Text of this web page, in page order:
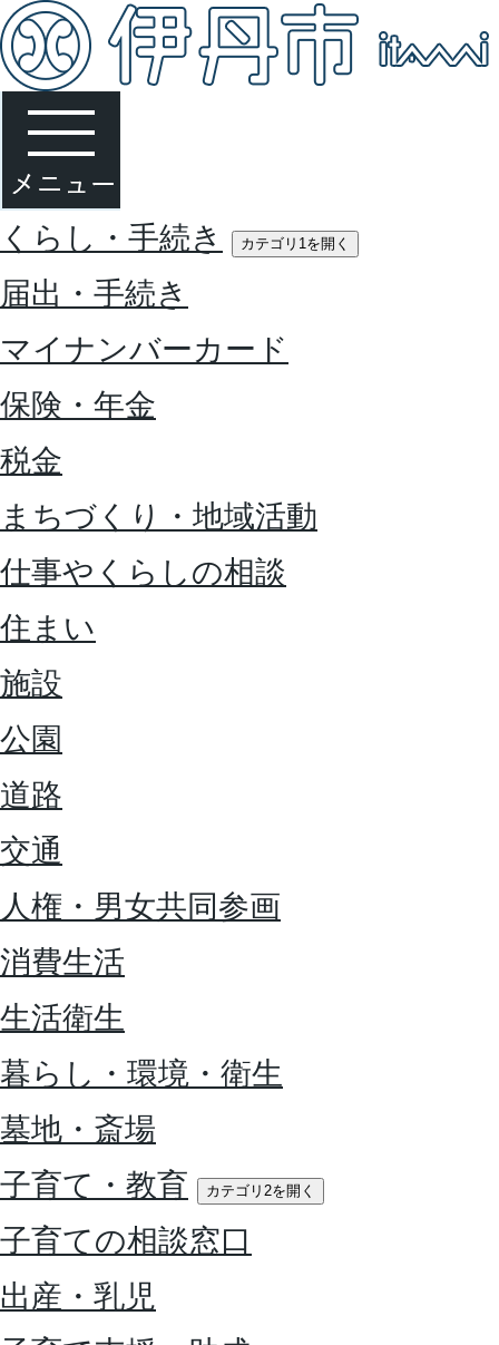
くらし・手続き カテゴリ1を開く
届出・手続き
マイナンバーカード
保険・年金
税金
まちづくり・地域活動
仕事やくらしの相談
住まい
施設
公園
道路
交通
人権・男女共同参画
消費生活
生活衛生
暮らし・環境・衛生
墓地・斎場
子育て・教育
カテゴリ2を開く
子育ての相談窓口
出産・乳児